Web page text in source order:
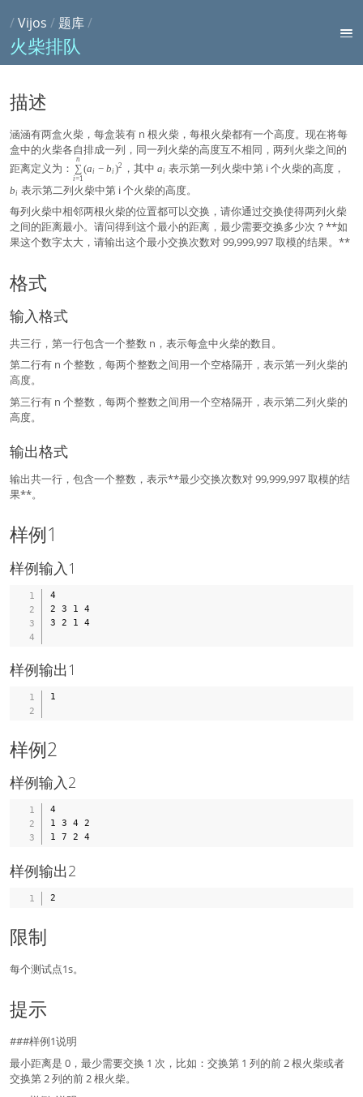
/Vijos / 题库/
火柴排队
描述
涵涵有两盒火柴，每盒装有 n 根火柴，每根火柴都有一个高度。现在将每
盒中的火柴各自排成一列，同一列火柴的高度互不相同，两列火柴之间的
距离定义为： \s
u
m
\l
i
m
it
s
(a
_
i-
_
i)
i=1
∑
n
(ai − bi )2 ，其中
_
i
ai 表示第一列火柴中第 i 个火柴的高度，
bi 表示第二列火柴中第 i 个火柴的高度。
每列火柴中相邻两根火柴的位置都可以交换，请你通过交换使得两列火柴
之间的距离最小。请问得到这个最小的距离，最少需要交换多少次？**如
果这个数字太大，请输出这个最小交换次数对 99,999,997 取模的结果。**
格式
输入格式
共三行，第一行包含一个整数 n，表示每盒中火柴的数目。
第二行有 n 个整数，每两个整数之间用一个空格隔开，表示第一列火柴的
高度。
第三行有 n 个整数，每两个整数之间用一个空格隔开，表示第二列火柴的
高度。
输出格式
输出共一行，包含一个整数，表示**最少交换次数对 99,999,997 取模的结
果**。
样例1
样例输入1
4
2 3 1 4
3 2 1 4
样例输出1
1
样例2
样例输入2
4
1 3 4 2
样例输出2
限制
每个测试点1s。
提示
###样例1说明
最小距离是 0，最少需要交换 1 次，比如：交换第 1 列的前 2 根火柴或者
交换第 2 列的前 2 根火柴。